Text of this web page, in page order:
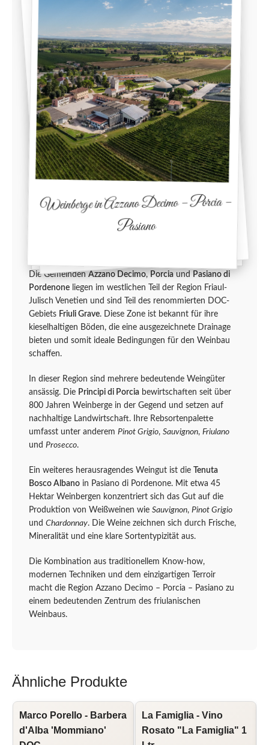
Die Gemeinden Azzano Decimo,Porcia und Pasiano di
Pordenone liegen im westlichen Teil der Region Friaul-
Julisch Venetien und sind Teil des renommierten DOC-
Gebiets Friuli Grave. Diese Zone ist bekannt für ihre
kieselhaltigen Böden, die eine ausgezeichnete Drainage
bieten und somit ideale Bedingungen für den Weinbau
schaffen.
In dieser Region sind mehrere bedeutende Weingüter
ansässig. Die Principi di Porcia bewirtschaften seit über
800 Jahren Weinberge in der Gegend und setzen auf
nachhaltige Landwirtschaft. Ihre Rebsortenpalette
umfasst unter anderem Pinot Grigio, Sauvignon, Friulano
und Prosecco.
Ein weiteres herausragendes Weingut ist die
Tenuta
Bosco Albano in Pasiano di Pordenone. Mit etwa 45
Hektar Weinbergen konzentriert sich das Gut auf die
Produktion von Weißweinen wie Sauvignon, Pinot Grigio
und Chardonnay. Die Weine zeichnen sich durch Frische,
Mineralität und eine klare Sortentypizität aus.
Die Kombination aus traditionellem Know-how,
modernen Techniken und dem einzigartigen Terroir
macht die Region Azzano Decimo – Porcia – Pasiano zu
einem bedeutenden Zentrum des friulanischen
Weinbaus.
Weinberge in Azzano Decimo – Porcia –
Pasiano
Ähnliche Produkte
Marco Porello - Barbera
d'Alba 'Mommiano'
La Famiglia - Vino
Rosato "La Famiglia" 1